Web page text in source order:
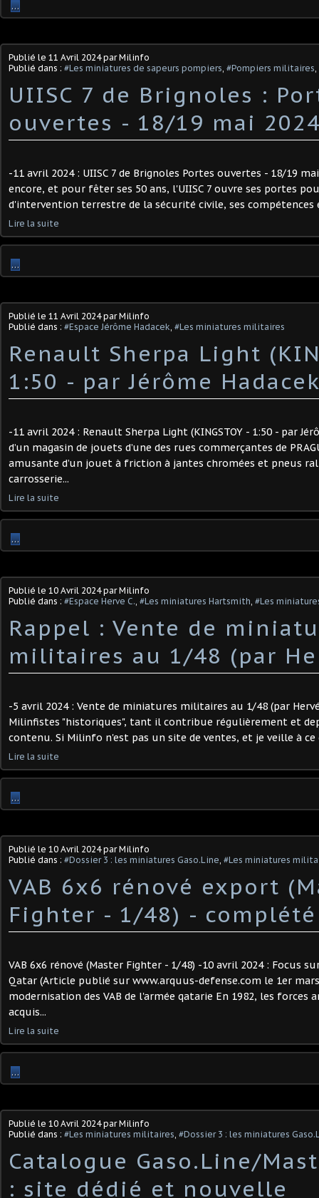
…
Publié le 11 Avril 2024par Milinfo
Publié dans : #Les miniatures de sapeurs pompiers, #Pompiers militaires,
UIISC 7 de Brignoles :
ouvertes - 18/19 mai
-11 avril 2024 : UIISC 7 de Brignoles Portes ouvertes - 18/19
encore, et pour fêter ses 50 ans, l'UIISC 7 ouvre ses portes
d'intervention terrestre de la sécurité civile, ses compétences
Lire la suite
…
Publié le 11 Avril 2024par Milinfo
Publié dans : #Espace Jérôme Hadacek, #Les miniatures militaires
Renault Sherpa Light
1:50 - par Jérôme
-11 avril 2024 : Renault Sherpa Light (KINGSTOY - 1:50 - par
d’un magasin de jouets d’une des rues commerçantes de
amusante d’un jouet à friction à jantes chromées et pneus
carrosserie...
Lire la suite
…
Publié le 10 Avril 2024par Milinfo
Publié dans : #Espace Herve C., #Les miniatures Hartsmith, #Les
Rappel : Vente de
militaires au 1/48 (par
-5 avril 2024 : Vente de miniatures militaires au 1/48 (par Hervé
Milinfistes "historiques", tant il contribue régulièrement et
contenu. Si Milinfo n'est pas un site de ventes, et je veille à ce
Lire la suite
…
Publié le 10 Avril 2024par Milinfo
Publié dans : #Dossier 3 : les miniatures Gaso.Line, #Les miniatures
VAB 6x6 rénové export
Fighter - 1/48) - complété
VAB 6x6 rénové (Master Fighter - 1/48) -10 avril 2024 : Focus
Qatar (Article publié sur www.arquus-defense.com le 1er
modernisation des VAB de l'armée qatarie En 1982, les forces
acquis...
Lire la suite
…
Publié le 10 Avril 2024par Milinfo
Publié dans : #Les miniatures militaires, #Dossier 3 : les miniatures
Catalogue Gaso.Line/
: site dédié et nouvelle